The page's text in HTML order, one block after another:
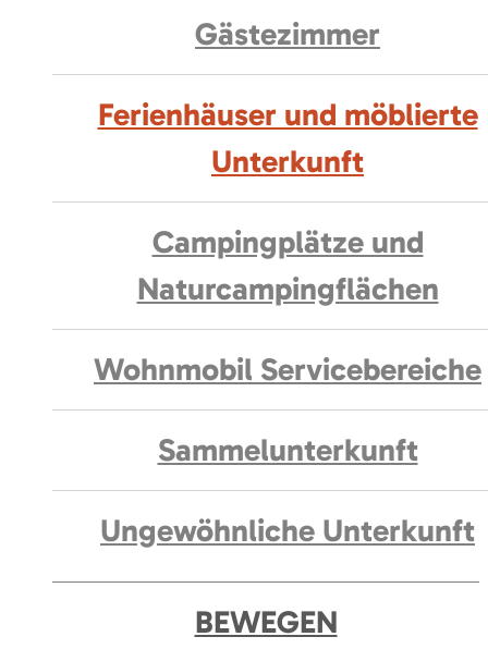
Gästezimmer
Ferienhäuser und möblierte
Unterkunft
Campingplätze und
Naturcampingflächen
Wohnmobil Servicebereiche
Sammelunterkunft
Ungewöhnliche Unterkunft
BEWEGEN